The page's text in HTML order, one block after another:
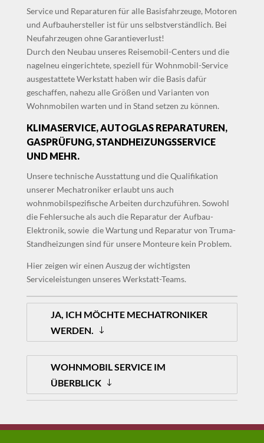
Service und Reparaturen für alle Basisfahrzeuge, Motoren
und Aufbauhersteller ist für uns selbstverständlich. Bei
Neufahrzeugen ohne Garantieverlust!
Durch den Neubau unseres Reisemobil-Centers und die
nagelneu eingerichtete, speziell für Wohnmobil-Service
ausgestattete Werkstatt haben wir die Basis dafür
geschaffen, nahezu alle Größen und Varianten von
Wohnmobilen warten und in Stand setzen zu können.
KLIMASERVICE, AUTOGLAS REPARATUREN,
GASPRÜFUNG, STANDHEIZUNGSSERVICE
UND MEHR.
Unsere technische Ausstattung und die Qualifikation
unserer Mechatroniker erlaubt uns auch
wohnmobilspezifische Arbeiten durchzuführen. Sowohl
die Fehlersuche als auch die Reparatur der Aufbau-
Elektronik, sowie die Wartung und Reparatur von Truma-
Standheizungen sind für unsere Monteure kein Problem.
Hier zeigen wir einen Auszug der wichtigsten
Serviceleistungen unseres Werkstatt-Teams.
JA, ICH MÖCHTE MECHATRONIKER
WERDEN.
WOHNMOBIL SERVICE IM
ÜBERBLICK